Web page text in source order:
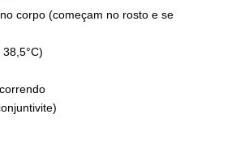
corpo (começam no rosto e se